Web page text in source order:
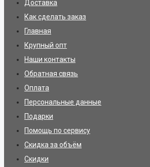
Доставка
Как сделать заказ
Главная
Крупный опт
Наши контакты
Обратная связь
Оплата
Персональные данные
Подарки
Помощь по сервису
Скидка за объём
Скидки